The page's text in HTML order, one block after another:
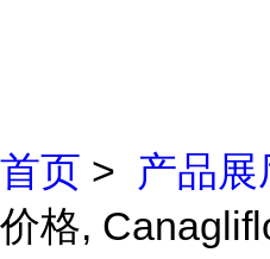
首页 > 产品展
价格,